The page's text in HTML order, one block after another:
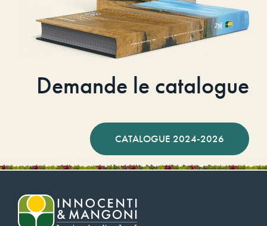
Demande le catalogue
CATALOGUE 2024-2026